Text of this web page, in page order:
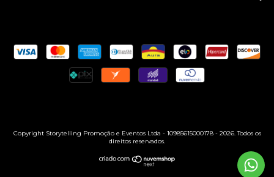
Copyright Storytelling Promoção e Eventos Ltda - 10985615000178 - 2026. Todos os
direitos reservados.